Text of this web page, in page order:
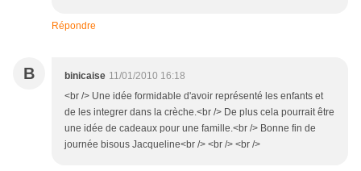
Répondre
B binicaise 11/01/2010 16:18
<br /> Une idée formidable d'avoir représenté les enfants et
de les integrer dans la crèche.<br /> De plus cela pourrait être
une idée de cadeaux pour une famille.<br /> Bonne fin de
journée bisous Jacqueline<br /> <br /> <br />